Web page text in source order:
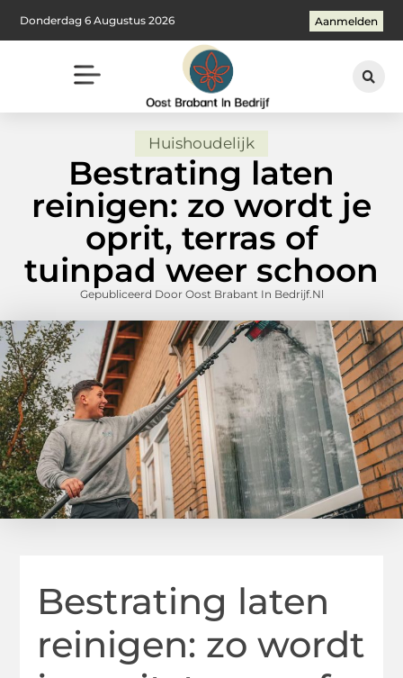
Donderdag 6 Augustus 2026 Aanmelden
Huishoudelijk
Bestrating laten
reinigen: zo wordt je
oprit, terras of
tuinpad weer schoon
Gepubliceerd Door Oost Brabant In Bedrijf.nl
Bestrating laten
reinigen: zo wordt